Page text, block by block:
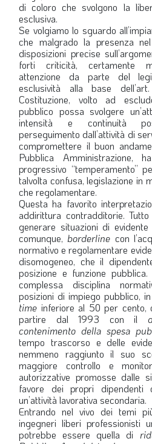
di coloro che svolgono la
esclusiva.
Se volgiamo lo sguardo
che malgrado la presenza
disposizioni precise
forti criticità, certamente
attenzione da parte del
esclusività alla base
Costituzione, volto ad
pubblico possa svolgere
intensità e continuità
perseguimento dall’attività di
compromettere il buon
Pubblica Amministrazione,
progressivo “temperamento”
talvolta confusa, legislazione in
che regolamentare.
Questa ha favorito
addirittura contradditorie.
generare situazioni di
comunque, borderline con
normativo e regolamentare
disomogeneo, che il
posizione e funzione
complessa disciplina
posizioni di impiego pubblico,
time inferiore al 50 per cento,
partire dal 1993 con il
contenimento della spesa
tempo trascorso e delle
nemmeno raggiunto il suo
maggiore controllo e
autorizzative promosse dalle
favore dei propri dipendenti
un’attività lavorativa secondaria.
Entrando nel vivo dei temi
ingegneri liberi professionisti
potrebbe essere quella di